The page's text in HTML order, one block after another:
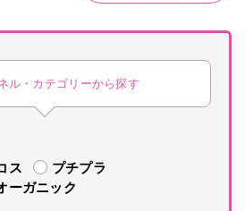
ル・ カテゴリーから探す
ス
プチプラ
ーガニック